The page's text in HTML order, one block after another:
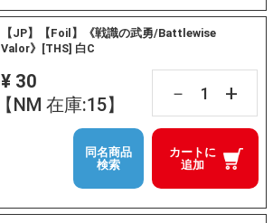
【JP】【Foil】《戦識の武勇/Battlewise
Valor》[THS] 白C
¥ 30
【NM 在庫:15】
－ +
カートに
追加
同名商品
検索